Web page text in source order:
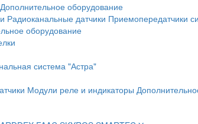
Дополнительное оборудование
Радиоканальные датчики Приемопередатчики
оборудование
система "Астра"
Модули реле и индикаторы